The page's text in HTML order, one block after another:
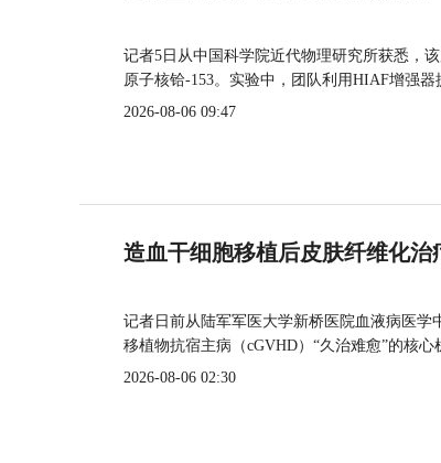
记者5日从中国科学院近代物理研究所获悉，
原子核铪-153。实验中，团队利用HIAF增强
2026-08-06 09:47
造血干细胞移植后皮肤纤维化治
记者日前从陆军军医大学新桥医院血液病医
移植物抗宿主病（cGVHD）“久治难愈”的核
2026-08-06 02:30